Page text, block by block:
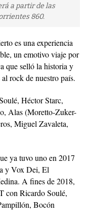
a partir de las
860.
es una experiencia
un emotivo viaje por
que selló la historia y
al rock de nuestro país.
Héctor Starc,
Alas (Moretto-Zuker-
Miguel Zavaleta,
ya tuvo uno en 2017
y Vox Dei, El
A fines de 2018,
con Ricardo Soulé,
Bocón